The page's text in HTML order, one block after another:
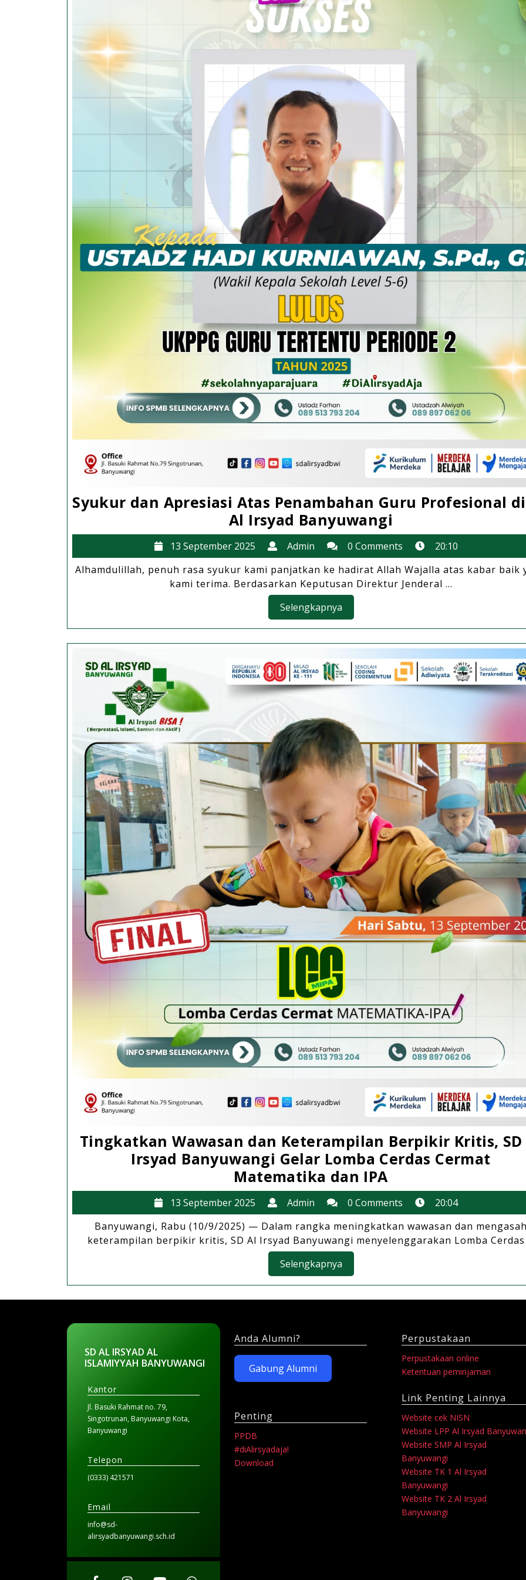
Syukur dan Apresiasi Atas Penambahan Guru Profesional di
Al Irsyad Banyuwangi
dan
Apresiasi
Atas
Penambahan
Profesional
di
SD
Al
Irsyad
13 September 2025
13
September
2025
Admin Admin0 Comments
20:10
Alhamdulillah, penuh rasa syukur kami panjatkan ke hadirat Allah Wajalla atas kabar baik
kami terima. Berdasarkan Keputusan Direktur Jenderal ...
SelengkapnyaSelengkapnya
Tingkatkan Wawasan dan Keterampilan Berpikir Kritis, SD
Irsyad Banyuwangi Gelar Lomba Cerdas Cermat
Matematika dan IPATingkatkan
Wawasan
dan
Keterampilan
Berpikir
SD
Al
Banyuwangi
Gelar
Lomba
Cermat
Matematika dan
13 September 2025
13
September
2025
Admin Admin0 Comments
20:04
Banyuwangi, Rabu (10/9/2025) — Dalam rangka meningkatkan wawasan dan
keterampilan berpikir kritis, SD Al Irsyad Banyuwangi menyelenggarakan Lomba Cerdas
SelengkapnyaSelengkapnya
SD AL IRSYAD AL
ISLAMIYYAH BANYUWANGI
Kantor
Jl. Basuki Rahmat no. 79,
Singotrunan, Banyuwangi Kota,
Banyuwangi
Telepon
(0333) 421571
Email
info@sd-
alirsyadbanyuwangi.sch.id
Anda Alumni?
Gabung Alumni
Penting
PPDB
#diAlirsyadaja!
Download
Perpustakaan
Perpustakaan online
Ketentuan peminjaman
Link Penting Lainnya
Website cek NISN
Website LPP Al Irsyad
Website SMP Al Irsyad
Banyuwangi
Website TK 1 Al Irsyad
Banyuwangi
Website TK 2 Al Irsyad
Banyuwangi